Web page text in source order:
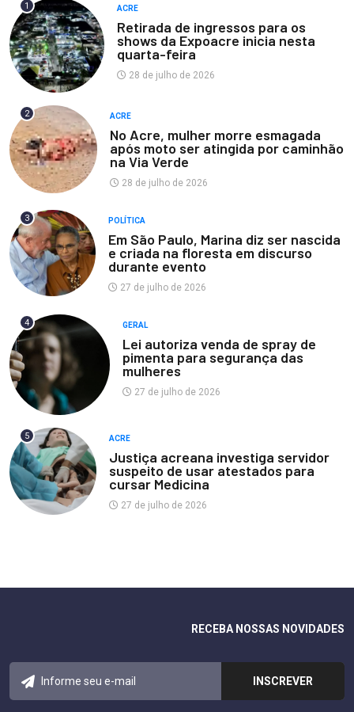
1 ACRE
Retirada de ingressos para os
shows da Expoacre inicia nesta
quarta-feira
28 de julho de 2026
2 ACRE
No Acre, mulher morre esmagada
após moto ser atingida por caminhão
na Via Verde
28 de julho de 2026
3 POLÍTICA
Em São Paulo, Marina diz ser nascida
e criada na floresta em discurso
durante evento
27 de julho de 2026
4 GERAL
Lei autoriza venda de spray de
pimenta para segurança das
mulheres
27 de julho de 2026
5 ACRE
Justiça acreana investiga servidor
suspeito de usar atestados para
cursar Medicina
27 de julho de 2026
RECEBA NOSSAS NOVIDADES